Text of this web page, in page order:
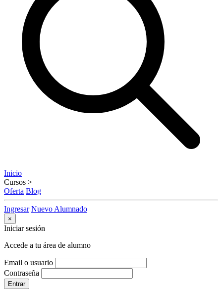
Inicio
Cursos >
Oferta Blog
Ingresar Nuevo Alumnado
×
Iniciar sesión
Accede a tu área de alumno
Email o usuario
Contraseña
Entrar